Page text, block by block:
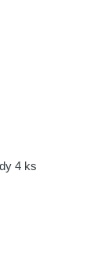
4 ks